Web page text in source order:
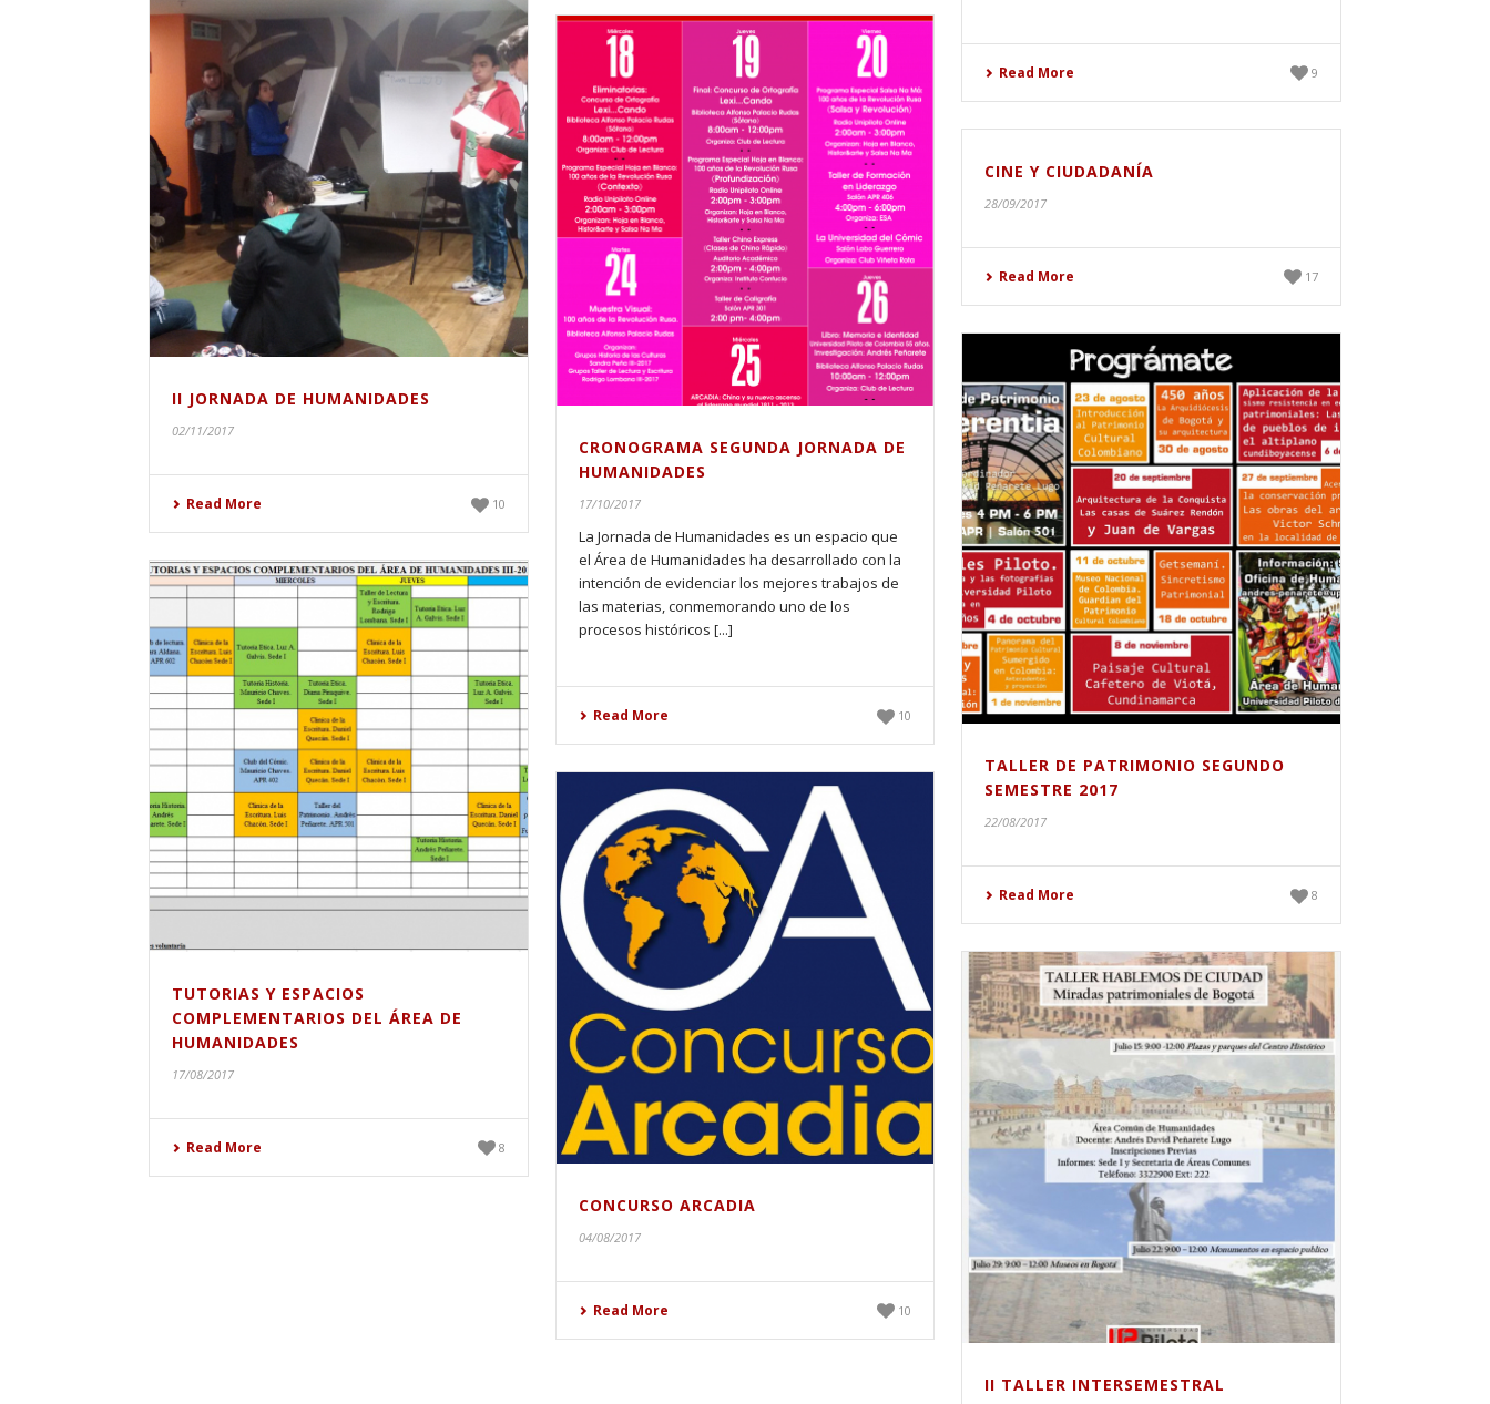
Read More 9
II JORNADA DE HUMANIDADES
02/11/2017
Read More 10
CRONOGRAMA SEGUNDA JORNADA DE
HUMANIDADES
17/10/2017
La Jornada de Humanidades es un espacio que
el Área de Humanidades ha desarrollado con la
intención de evidenciar los mejores trabajos de
las materias, conmemorando uno de los
procesos históricos [...]
Read More 10
CINE Y CIUDADANÍA
28/09/2017
Read More 17
TALLER DE PATRIMONIO SEGUNDO
SEMESTRE 2017
22/08/2017
Read More 8
TUTORIAS Y ESPACIOS
COMPLEMENTARIOS DEL ÁREA DE
HUMANIDADES
17/08/2017
Read More 8
CONCURSO ARCADIA
04/08/2017
Read More 10
II TALLER INTERSEMESTRAL